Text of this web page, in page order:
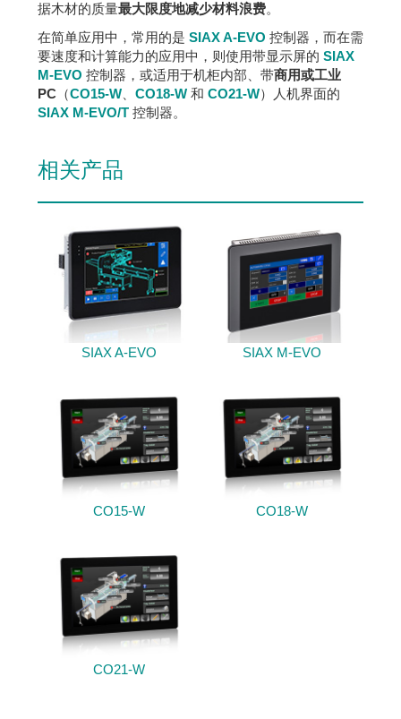
据木材的质量最大限度地减少材料浪费。
在简单应用中，常用的是 SIAX A-EVO 控制器，而在需
要速度和计算能力的应用中，则使用带显示屏的 SIAX
M-EVO 控制器，或适用于机柜内部、带商用或工业
PC （CO15-W CO18-W 和 CO21-W）人机界面的
SIAX M-EVO/T 控制器。
相关产品
SIAX A-EVO SIAX M-EVO
CO15-W CO18-W
CO21-W